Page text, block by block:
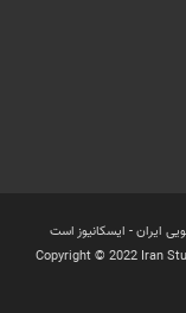
ایران - ایسکانیوز است
Copyright © 2022 Iran